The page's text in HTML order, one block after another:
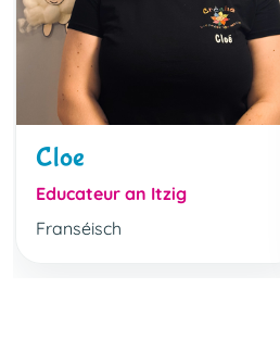
Cloe
Educateur an Itzig
Franséisch